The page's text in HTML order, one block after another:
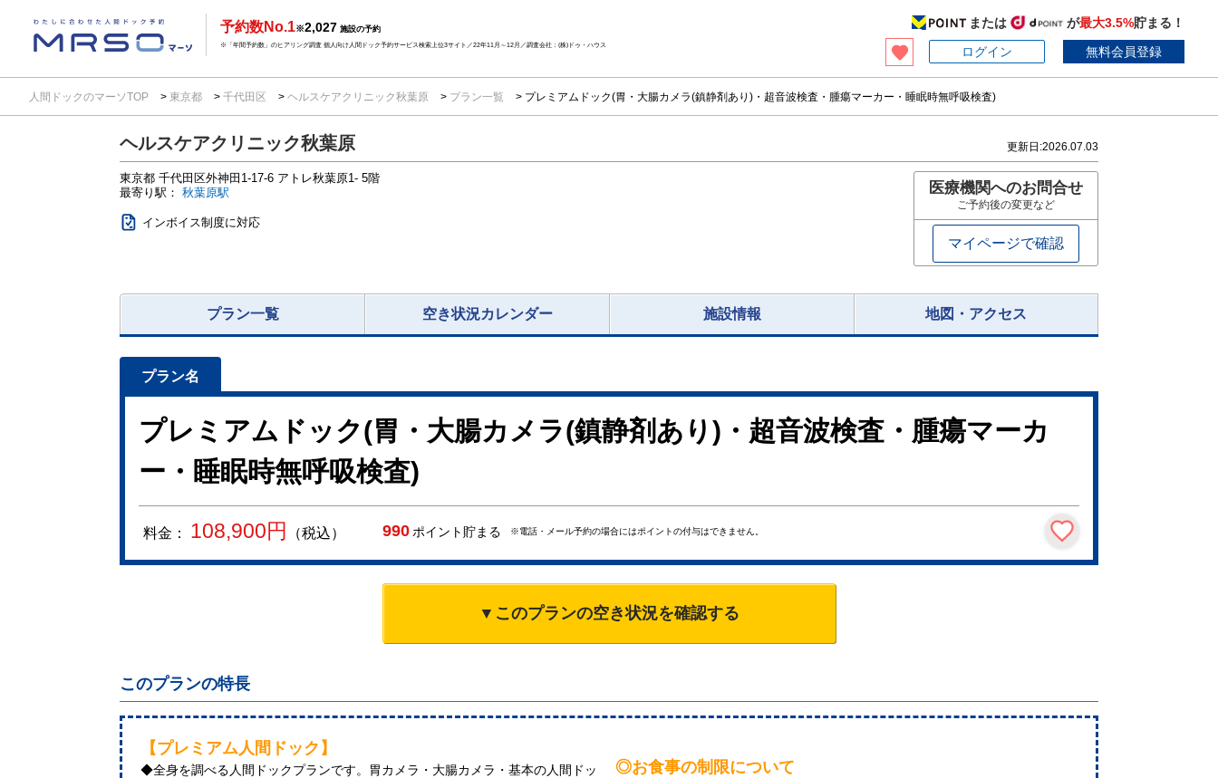
予約数No.1※2,027 施設の予約
※「年間予約数」のヒアリング調査 個人向け人間ドック予約サービス検索上位3サイト／22年11月～12月／調査会社：(株)ドゥ・ハウス
または が最大3.5%貯まる！
ログイン
無料会員登録
人間ドックのマーソTOP 東京都 千代田区 ヘルスケアクリニック秋葉原 プラン一覧 プレミアムドック(胃・大腸カメラ(鎮静剤あり)・超音波検査・腫瘍マーカー・睡眠時無呼吸検査)
ヘルスケアクリニック秋葉原 更新日:2026.07.03
東京都 千代田区外神田1-17-6 アトレ秋葉原1- 5階
最寄り駅： 秋葉原駅
インボイス制度に対応
医療機関へのお問合せ
ご予約後の変更など
マイページで確認
プラン一覧 空き状況カレンダー 施設情報 地図・アクセス
プレミアムドック(胃・大腸カメラ(鎮静剤あり)・超音波検査・腫瘍マーカ
ー・睡眠時無呼吸検査)
料金： 108,900円 （税込） 990 ポイント貯まる ※電話・メール予約の場合にはポイントの付与はできません。
▼このプランの空き状況を確認する
このプランの特長
【プレミアム人間ドック】
◆全身を調べる人間ドックプランです。胃カメラ・大腸カメラ・基本の人間ドッ
◎お食事の制限について